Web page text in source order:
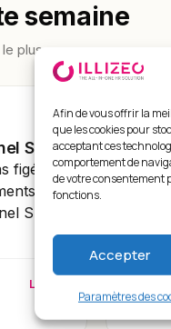
Afin de vous offrir la
que les cookies pour
acceptant ces
comportement de
de votre
fonctions.
Accepter
Paramètres des
semaine
plus.
SIRH
figé :
SIRH
Lire →
Une
le
4